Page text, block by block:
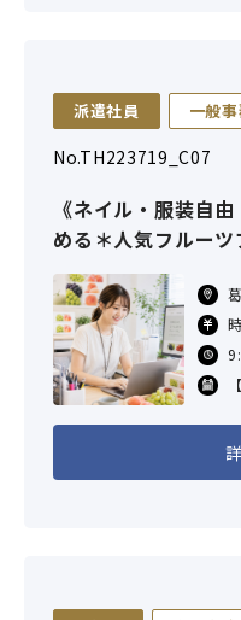
派遣社員 一般
No.TH223719_C07
《ネイル・服装自
める＊人気フルー